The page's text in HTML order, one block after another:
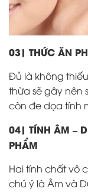
03| THỨC ĂN
Đủ là không
thừa sẽ gây nên
còn đe dọa tính
04| TÍNH ÂM –
PHẨM
Hai tính chất vô
chú ý là Âm và